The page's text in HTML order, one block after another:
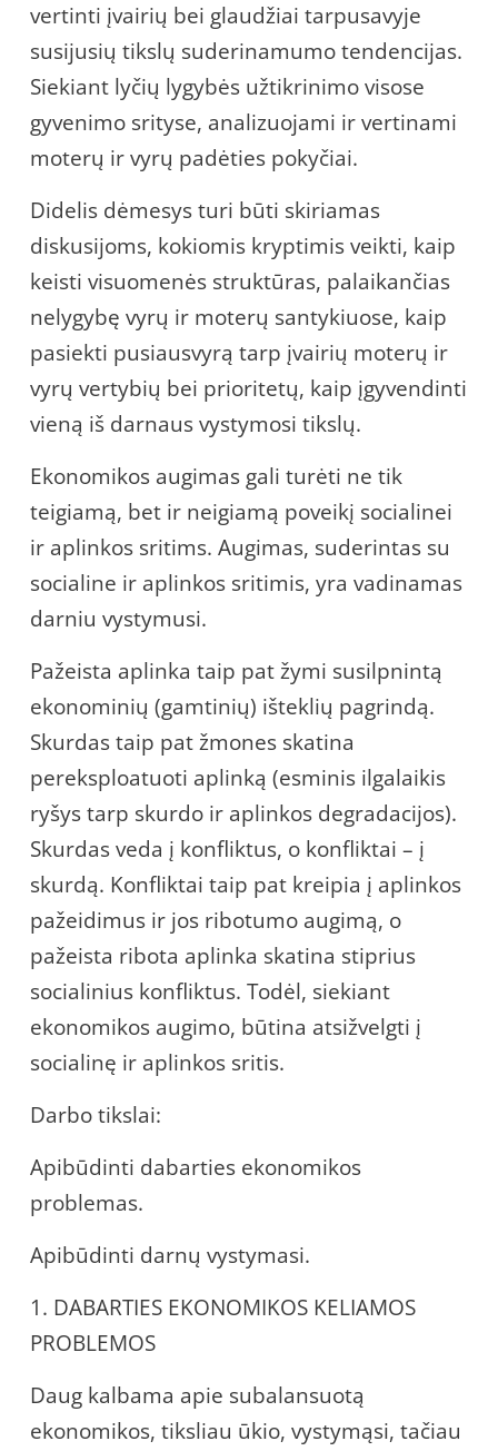
vertinti įvairių bei glaudžiai tarpusavyje
susijusių tikslų suderinamumo tendencijas.
Siekiant lyčių lygybės užtikrinimo visose
gyvenimo srityse, analizuojami ir vertinami
moterų ir vyrų padėties pokyčiai.
Didelis dėmesys turi būti skiriamas
diskusijoms, kokiomis kryptimis veikti, kaip
keisti visuomenės struktūras, palaikančias
nelygybę vyrų ir moterų santykiuose, kaip
pasiekti pusiausvyrą tarp įvairių moterų ir
vyrų vertybių bei prioritetų, kaip įgyvendinti
vieną iš darnaus vystymosi tikslų.
Ekonomikos augimas gali turėti ne tik
teigiamą, bet ir neigiamą poveikį socialinei
ir aplinkos sritims. Augimas, suderintas su
socialine ir aplinkos sritimis, yra vadinamas
darniu vystymusi.
Pažeista aplinka taip pat žymi susilpnintą
ekonominių (gamtinių) išteklių pagrindą.
Skurdas taip pat žmones skatina
pereksploatuoti aplinką (esminis ilgalaikis
ryšys tarp skurdo ir aplinkos degradacijos).
Skurdas veda į konfliktus, o konfliktai – į
skurdą. Konfliktai taip pat kreipia į aplinkos
pažeidimus ir jos ribotumo augimą, o
pažeista ribota aplinka skatina stiprius
socialinius konfliktus. Todėl, siekiant
ekonomikos augimo, būtina atsižvelgti į
socialinę ir aplinkos sritis.
Darbo tikslai:
Apibūdinti dabarties ekonomikos
problemas.
Apibūdinti darnų vystymasi.
1. DABARTIES EKONOMIKOS KELIAMOS
PROBLEMOS
Daug kalbama apie subalansuotą
ekonomikos, tiksliau ūkio, vystymąsi, tačiau